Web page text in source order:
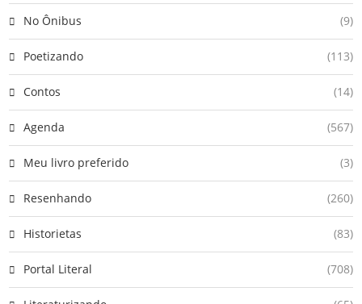
No Ônibus (9)
Poetizando (113)
Contos (14)
Agenda (567)
Meu livro preferido (3)
Resenhando (260)
Historietas (83)
Portal Literal (708)